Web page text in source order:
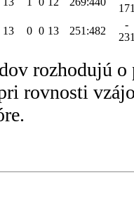
13 0 0 13 251:482
-
rozhodujú o
rovnosti